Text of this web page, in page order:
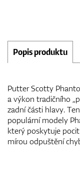
Popis produktu
Putter Scotty
a výkon tradičního
zadní části hlavy.
populární modely
který poskytuje
mírou odpuštění